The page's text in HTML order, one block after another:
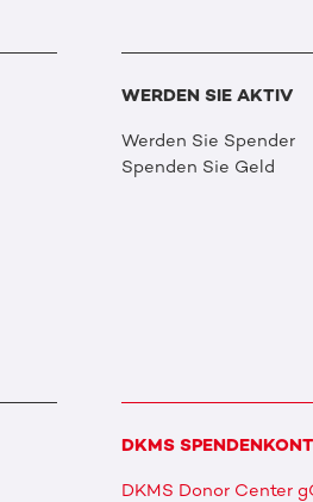
WERDEN SIE AKTIV
Werden Sie Spender
Spenden Sie Geld
DKMS
DKMS Donor Center